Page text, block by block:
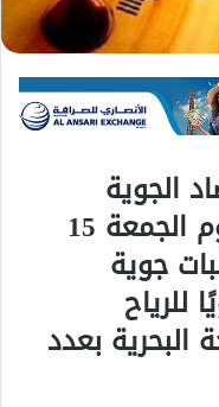
الجوية
تفاصيل حالة الطقس اليوم الجمعة 15
جوية
البحرية بعدد